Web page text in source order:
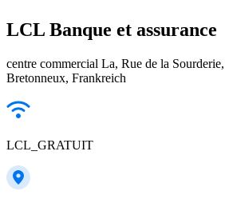
LCL Banque et assurance
centre commercial La, Rue de la
Bretonneux, Frankreich
LCL_GRATUIT